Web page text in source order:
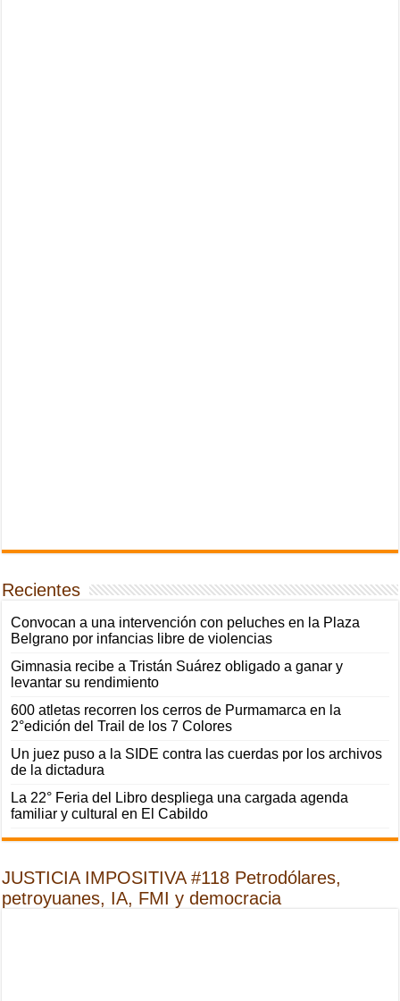
Recientes
Convocan a una intervención con peluches en la Plaza
Belgrano por infancias libre de violencias
Gimnasia recibe a Tristán Suárez obligado a ganar y
levantar su rendimiento
600 atletas recorren los cerros de Purmamarca en la
2°edición del Trail de los 7 Colores
Un juez puso a la SIDE contra las cuerdas por los archivos
de la dictadura
La 22° Feria del Libro despliega una cargada agenda
familiar y cultural en El Cabildo
JUSTICIA IMPOSITIVA #118 Petrodólares,
petroyuanes, IA, FMI y democracia